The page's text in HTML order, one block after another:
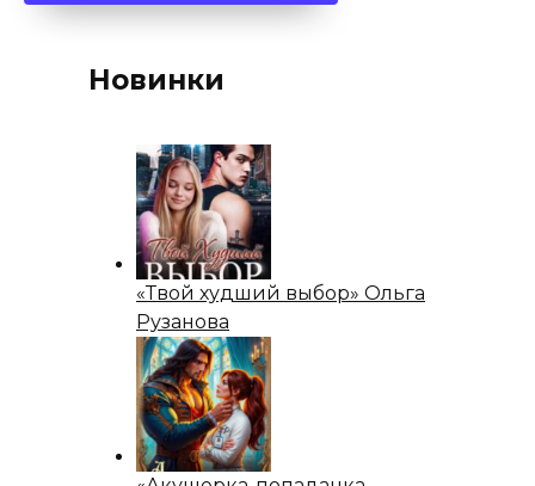
Новинки
«Твой худший выбор» Ольга
Рузанова